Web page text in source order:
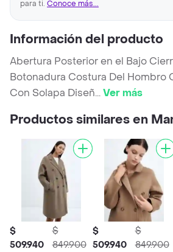
para ti. Conoce más...
Información del producto
Abertura Posterior en el Bajo
Botonadura Costura Del Hombro
Con Solapa Diseñ...Ver más
Productos similares en
$
509.940
$
849.900
$
509.940
$
849.900